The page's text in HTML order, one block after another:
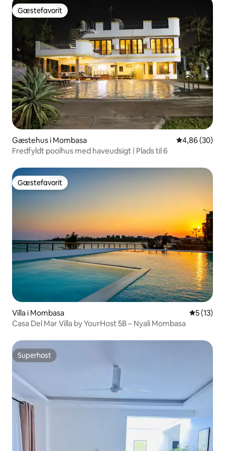
Gæstefavorit
Gæstefavorit
Gæstehus i Mombasa 4,86 ud af 5 i
4,86 (30)
Fredfyldt poolhus med haveudsigt | Plads til 6
Gæstefavorit
Gæstefavorit
Villa i Mombasa 5 ud af 5
5 (13)
Casa Del Mar Villa by YourHost 5B – Nyali Mombasa
Superhost
Superhost